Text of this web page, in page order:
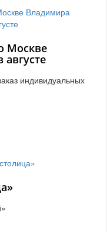
Москве
индивидуальных